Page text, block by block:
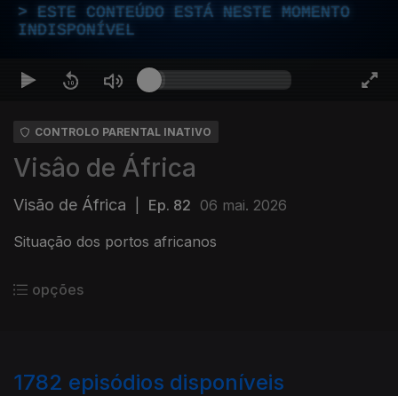
ESTE CONTEÚDO ESTÁ NESTE MOMENTO
INDISPONÍVEL
CONTROLO PARENTAL INATIVO
Visâo de África
Visão de África Ep. 82 06 mai. 2026
Situação dos portos africanos
opções
1782 episódios disponíveis